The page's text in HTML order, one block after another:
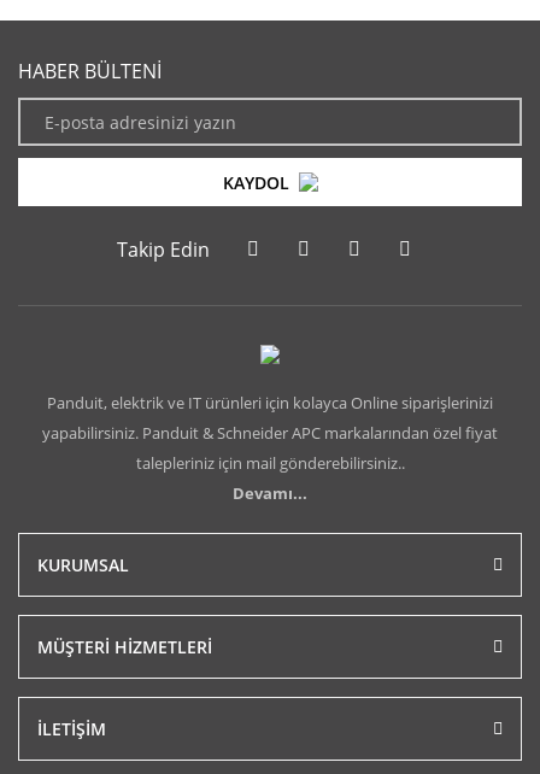
HABER BÜLTENİ
KAYDOL
Takip Edin
Panduit, elektrik ve IT ürünleri için kolayca Online siparişlerinizi
yapabilirsiniz. Panduit & Schneider APC markalarından özel fiyat
talepleriniz için mail gönderebilirsiniz..
Devamı...
KURUMSAL
MÜŞTERİ HİZMETLERİ
İLETİŞİM